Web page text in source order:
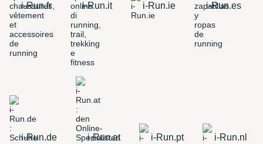
i-Run.fr i-Run.it i-Run.ie i-Run.es
i-Run.de i-Run.at i-Run.pt i-Run.nl